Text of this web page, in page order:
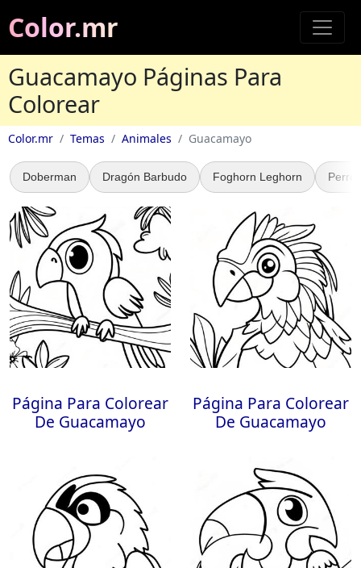
Color.mr
Guacamayo Páginas Para
Colorear
Color.mr Temas Animales Guacamayo
Doberman Dragón Barbudo Foghorn Leghorn
Página Para Colorear
De Guacamayo
Página Para Colorear
De Guacamayo